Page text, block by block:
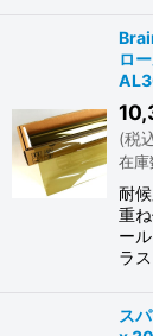
ロ
(税
在庫
耐
重
ー
ラ
ス